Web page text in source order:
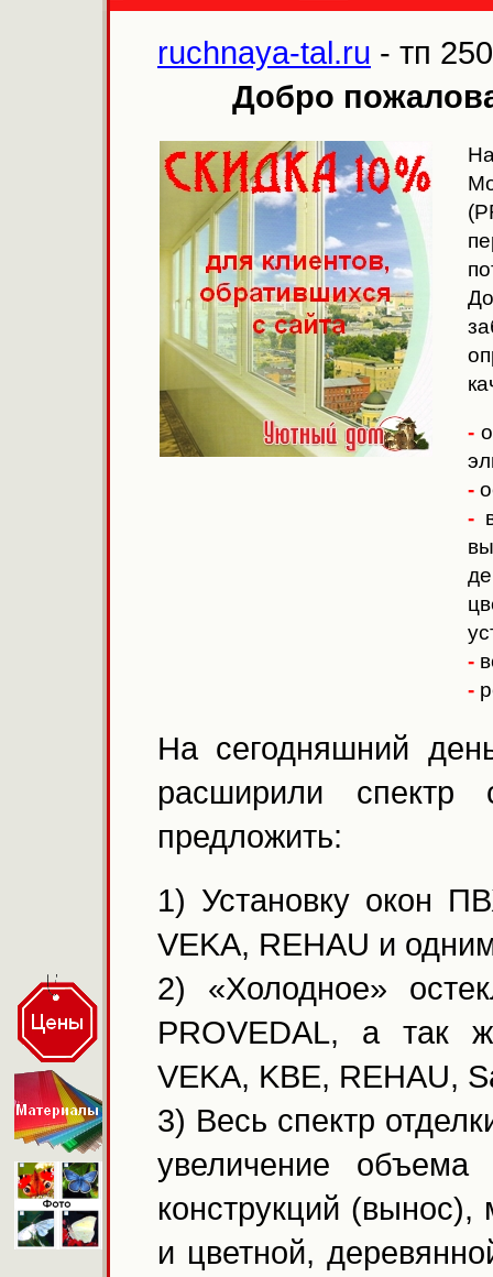
ruchnaya-tal.ru - тп
Добро
-
-
-
-
-
На сегодняшний
расширили
предложить:
1) Установку окон
VEKA, REHAU и
2) «Холодное»
PROVEDAL, а так
VEKA, KBE, REHAU,
3) Весь спектр
увеличение
конструкций
и цветной,